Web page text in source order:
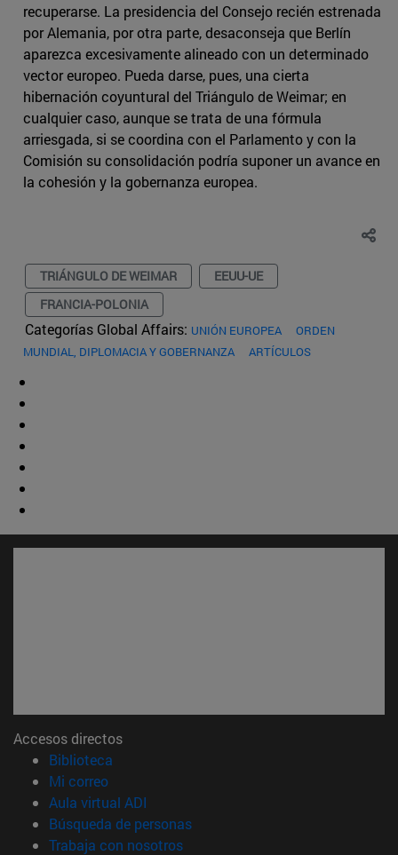
recuperarse. La presidencia del Consejo recién estrenada
por Alemania, por otra parte, desaconseja que Berlín
aparezca excesivamente alineado con un determinado
vector europeo. Pueda darse, pues, una cierta
hibernación coyuntural del Triángulo de Weimar; en
cualquier caso, aunque se trata de una fórmula
arriesgada, si se coordina con el Parlamento y con la
Comisión su consolidación podría suponer un avance en
la cohesión y la gobernanza europea.
TRIÁNGULO DE WEIMAR
EEUU-UE
FRANCIA-POLONIA
Categorías Global Affairs: UNIÓN EUROPEA
ORDEN
MUNDIAL, DIPLOMACIA Y GOBERNANZA
ARTÍCULOS
Accesos directos
Biblioteca
Mi correo(abre en nueva ventana)
Aula virtual ADI
Búsqueda de personas(abre en nueva ventana)
Trabaja con nosotros(abre en nueva ventana)